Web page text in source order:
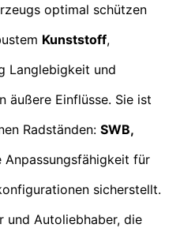
optimal schützen
Kunststoff,
Langlebigkeit und
äußere Einflüsse. Sie ist
Radständen: SWB,
Anpassungsfähigkeit für
sicherstellt.
und Autoliebhaber, die